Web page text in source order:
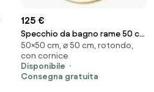
125 €
Specchio da bagno rame 50 cm
con LED dimmerabile a 3 livelli
con touch rotondo - Miral
50×50 cm, ⌀ 50 cm, rotondo,
con cornice
Disponibile
Consegna gratuita